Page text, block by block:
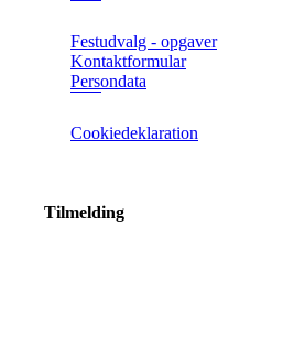
Festudvalg - opgaver
Kontaktformular
Persondata
Cookiedeklaration
Tilmelding